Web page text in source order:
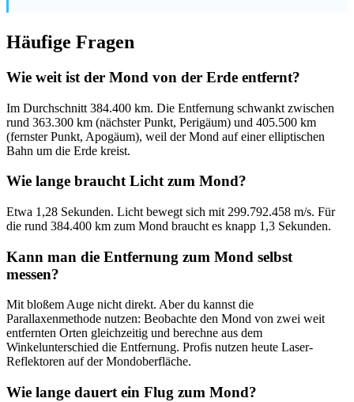
Häufige Fragen
Wie weit ist der Mond von der Erde entfernt?
Im Durchschnitt 384.400 km. Die Entfernung schwankt zwischen
rund 363.300 km (nächster Punkt, Perigäum) und 405.500 km
(fernster Punkt, Apogäum), weil der Mond auf einer elliptischen
Bahn um die Erde kreist.
Wie lange braucht Licht zum Mond?
Etwa 1,28 Sekunden. Licht bewegt sich mit 299.792.458 m/s. Für
die rund 384.400 km zum Mond braucht es knapp 1,3 Sekunden.
Kann man die Entfernung zum Mond selbst
messen?
Mit bloßem Auge nicht direkt. Aber du kannst die
Parallaxenmethode nutzen: Beobachte den Mond von zwei weit
entfernten Orten gleichzeitig und berechne aus dem
Winkelunterschied die Entfernung. Profis nutzen heute Laser-
Reflektoren auf der Mondoberfläche.
Wie lange dauert ein Flug zum Mond?